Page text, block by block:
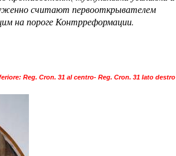
считают первооткрывателем
на пороге Контрреформации.
Reg. Cron. 31 al centro- Reg. Cron. 31 lato destro